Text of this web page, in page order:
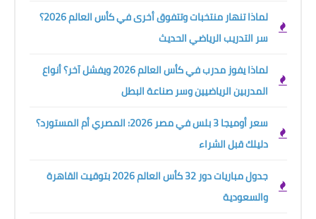
لماذا تنهار منتخبات وتتفوق أخرى في كأس العالم 2026؟
سر التدريب الرياضي الحديث
لماذا يفوز مدرب في كأس العالم 2026 ويفشل آخر؟ أنواع
المدربين الرياضيين وسر صناعة البطل
سعر أوميجا 3 بلس في مصر 2026: المصري أم المستورد؟
دليلك قبل الشراء
جدول مباريات دور 32 كأس العالم 2026 بتوقيت القاهرة
والسعودية